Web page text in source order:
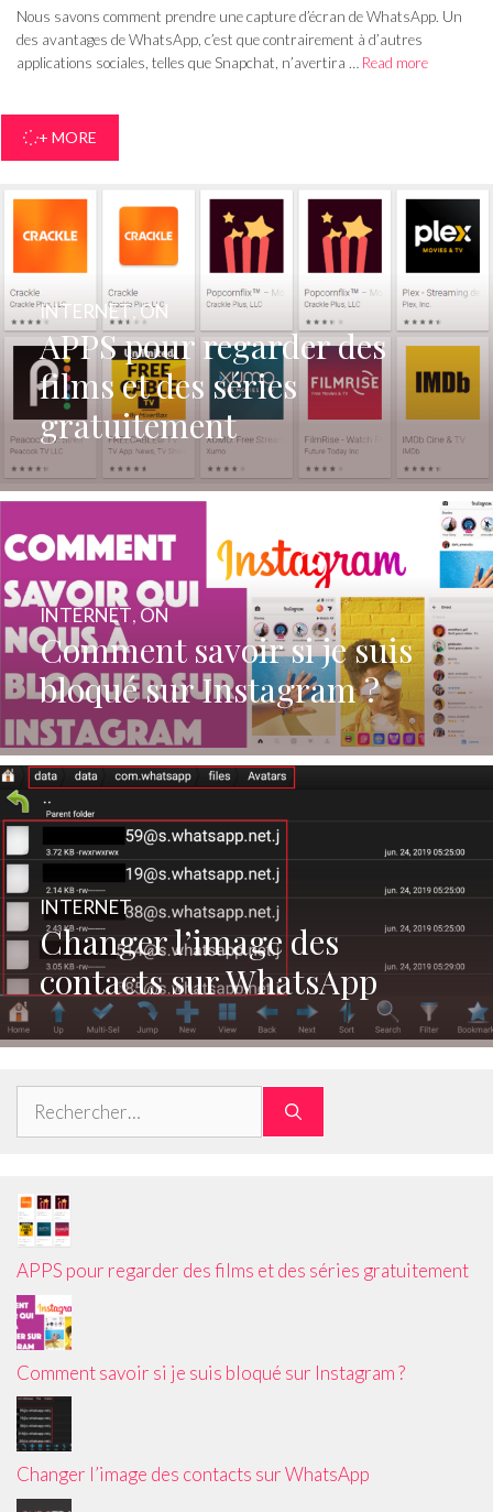
Nous savons comment prendre une capture d’écran de WhatsApp. Un
des avantages de WhatsApp, c’est que contrairement à d’autres
applications sociales, telles que Snapchat, n’avertira … Read more
+ MORE
APPS pour regarder des
films et des séries
gratuitement
INTERNET,ON
Comment savoir si je suis
bloqué sur Instagram ?
INTERNET, ON
Changer l’image des
contacts sur WhatsApp
INTERNET
Rechercher :
APPS pour regarder des films et des séries gratuitement
Comment savoir si je suis bloqué sur Instagram ?
Changer l’image des contacts sur WhatsApp